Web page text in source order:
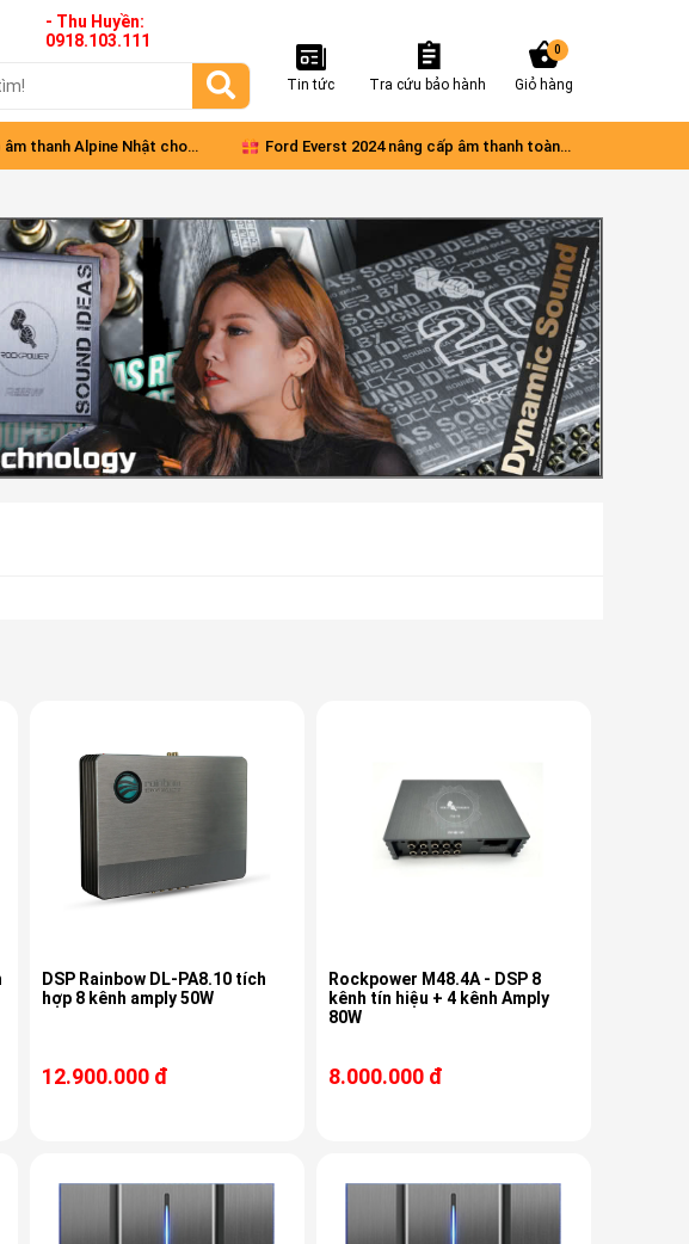
- Thu Huyền:
0918.103.111
Tin tức Tra cứu bảo hành Giỏ hàng
0
thanh Alpine Nhật cho Ford Everst 2024 nâng cấp âm thanh toàn
DSP Rainbow DL-PA8.10 tích
hợp 8 kênh amply 50W
12.900.000 đ
Rockpower M48.4A - DSP 8
kênh tín hiệu + 4 kênh Amply
80W
8.000.000 đ